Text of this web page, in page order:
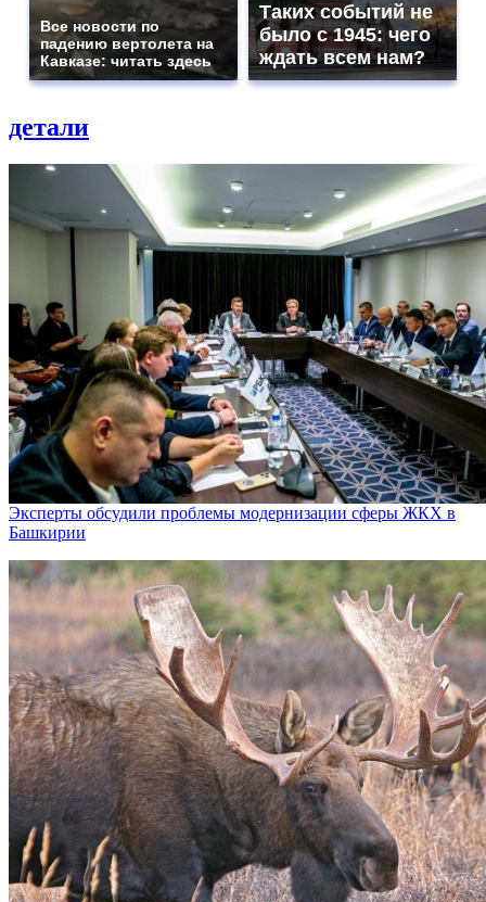
Все новости по
падению вертолета на
Кавказе: читать здесь
Таких событий не
было с 1945: чего
ждать всем нам?
детали
Эксперты обсудили проблемы модернизации сферы ЖКХ в
Башкирии